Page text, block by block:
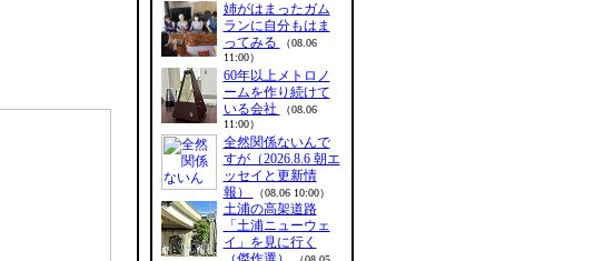
姉がはまったガム
ランに自分もはま
ってみる
（08.06
11:00）
60年以上メトロノ
ームを作り続けて
いる会社
（08.06
11:00）
全然関係ないんで
すが（2026.8.6 朝エ
ッセイと更新情
報）
（08.06 10:00）
土浦の高架道路
「土浦ニューウェ
イ」を見に行く